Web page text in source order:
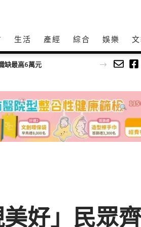
生活 產經 綜合 娛樂
：勿鬆懈
好」民眾